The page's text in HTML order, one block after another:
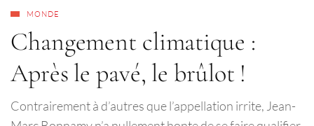
MONDE
Changement climatique :
Après le pavé, le brûlot !
Contrairement à d’autres que l’appellation irrite, Jean-